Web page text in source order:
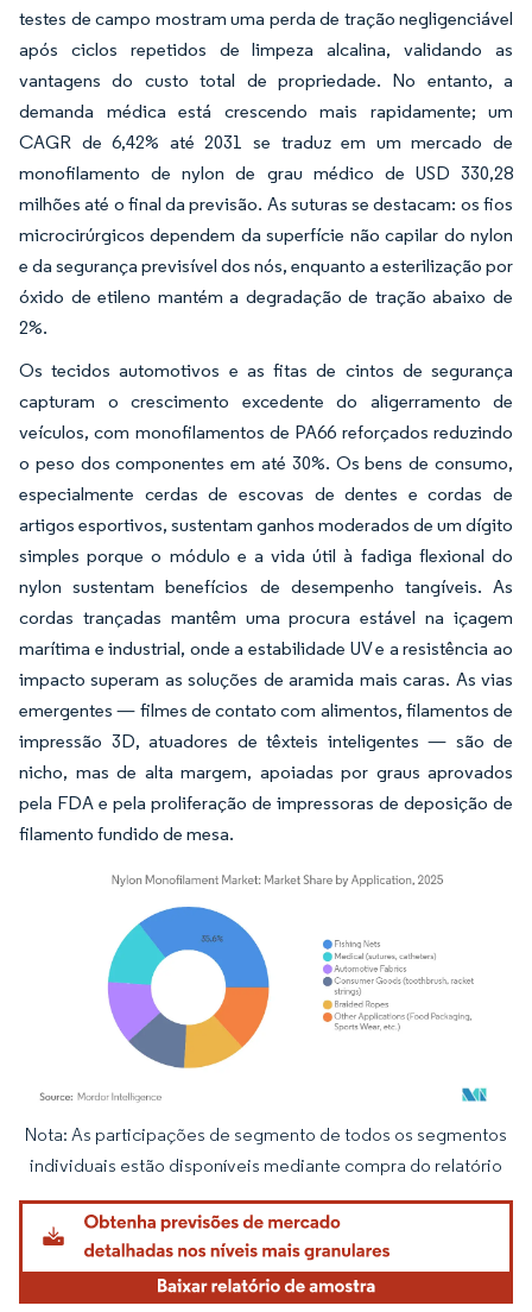
testes de campo mostram uma perda de tração negligenciável
após ciclos repetidos de limpeza alcalina, validando as
vantagens do custo total de propriedade. No entanto, a
demanda médica está crescendo mais rapidamente; um
CAGR de 6,42% até 2031 se traduz em um mercado de
monofilamento de nylon de grau médico de USD 330,28
milhões até o final da previsão. As suturas se destacam: os fios
microcirúrgicos dependem da superfície não capilar do nylon
e da segurança previsível dos nós, enquanto a esterilização por
óxido de etileno mantém a degradação de tração abaixo de
2%.
Os tecidos automotivos e as fitas de cintos de segurança
capturam o crescimento excedente do aligerramento de
veículos, com monofilamentos de PA66 reforçados reduzindo
o peso dos componentes em até 30%. Os bens de consumo,
especialmente cerdas de escovas de dentes e cordas de
artigos esportivos, sustentam ganhos moderados de um dígito
simples porque o módulo e a vida útil à fadiga flexional do
nylon sustentam benefícios de desempenho tangíveis. As
cordas trançadas mantêm uma procura estável na içagem
marítima e industrial, onde a estabilidade UV e a resistência ao
impacto superam as soluções de aramida mais caras. As vias
emergentes — filmes de contato com alimentos, filamentos de
impressão 3D, atuadores de têxteis inteligentes — são de
nicho, mas de alta margem, apoiadas por graus aprovados
pela FDA e pela proliferação de impressoras de deposição de
filamento fundido de mesa.
Imagem © Mordor Intelligence. O reuso requer atribuição conforme CC BY 4.0.
Nota: As participações de segmento de todos os segmentos
individuais estão disponíveis mediante compra do relatório